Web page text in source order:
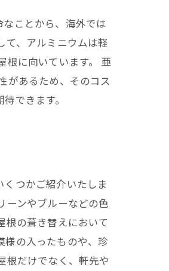
ことから、海外では
て、アルミニウムは軽
根に向いています。 亜
があるため、そのコス
できます。
つかご紹介いたしま
ーンやブルーなどの色
根の葺き替えにおいて
様の入ったものや、珍
根だけでなく、軒先や